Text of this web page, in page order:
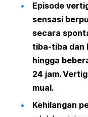
Episode
sensasi
secara
tiba-tiba dan
hingga
24 jam.
mual.
Kehilangan